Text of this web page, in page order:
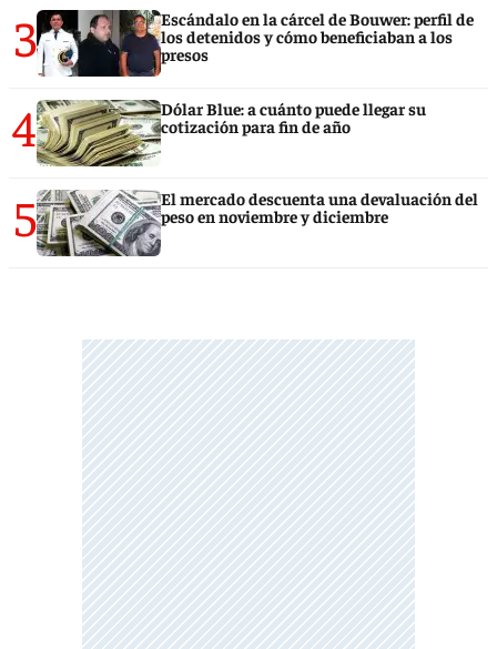
3
Escándalo en la cárcel de Bouwer: perfil de
los detenidos y cómo beneficiaban a los
presos
4
Dólar Blue: a cuánto puede llegar su
cotización para fin de año
5
El mercado descuenta una devaluación del
peso en noviembre y diciembre